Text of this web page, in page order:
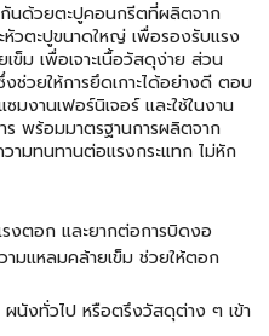
นด้วยตะปูคอนกรีตที่ผลิตจาก
ตะปูขนาดใหญ่ เพื่อรองรับแรง
ม เพื่อเจาะเนื้อวัสดุง่าย ส่วน
ช่วยให้การยึดเกาะได้อย่างดี ตอบ
มงานเฟอร์นิเจอร์ และใช้ในงาน
พร้อมมาตรฐานการผลิตจาก
ามทนทานต่อแรงกระแทก ไม่หัก
ตอก และยากต่อการบิดงอ
มแหลมคล้ายเข็ม ช่วยให้ตอก
นังทั่วไป หรือตรึงวัสดุต่าง ๆ เข้า